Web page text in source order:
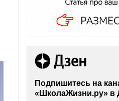
Подпишитесь на
«ШколаЖизни.ру» в